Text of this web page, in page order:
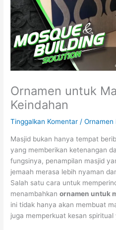
Ornamen untuk
Keindahan
Tinggalkan Komentar /Ornamen
Masjid bukan hanya tempat
yang memberikan ketenangan
fungsinya, penampilan masjid
jemaah merasa lebih nyaman
Salah satu cara untuk
menambahkanornamen untuk
ini tidak hanya akan membuat
juga memperkuat kesan